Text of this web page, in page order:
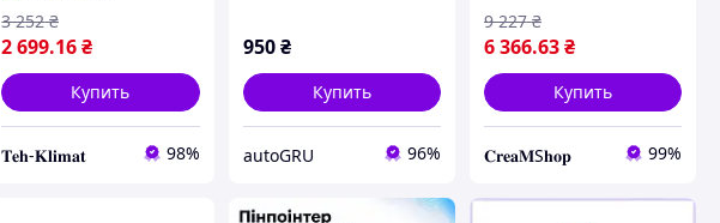
2 699.16₴
3 252 ₴
Купить
𝐓𝐞𝐡-𝐊𝐥𝐢𝐦𝐚𝐭 98%
950 ₴
Купить
autoGRU 96%
6 366.63₴
9 227 ₴
Купить
𝐂𝐫𝐞𝐚𝐌S𝐡𝐨𝐩 99%